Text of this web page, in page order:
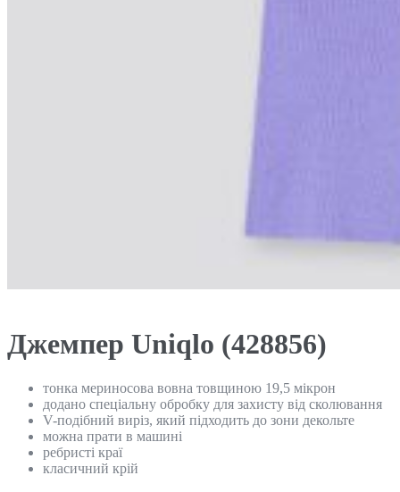
Джемпер Uniqlo (428856)
тонка мериносова вовна товщиною 19,5 мікрон
додано спеціальну обробку для захисту від сколювання
V-подібний виріз, який підходить до зони декольте
можна прати в машині
ребристі краї
класичний крій